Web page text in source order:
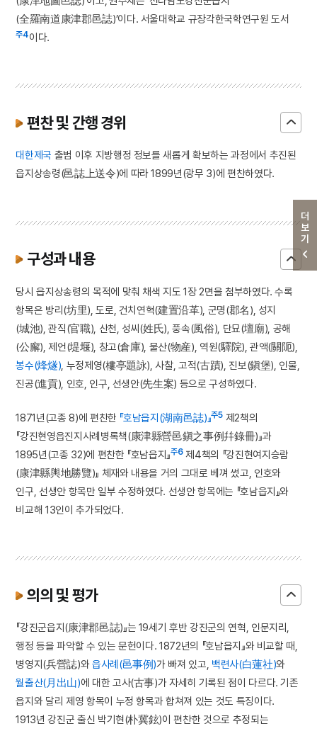
더보기
(全羅南道康津郡邑誌)’이다. 서울대학교 규장각한국학연구원 도서
주4이다.
편찬 및 간행 경위
대한제국 출범 이후 지방행정 정보를 새롭게 확보하는 과정에서 추진된
읍지상송령(邑誌上送令)에 따라 1899년(광무 3)에 편찬하였다.
구성과 내용
당시 읍지상송령의 목적에 맞춰 채색 지도 1장 2면을 첨부하였다. 수록
항목은 방리(坊里), 도로, 건치연혁(建置沿革), 군명(郡名), 성지
(城池), 관직(官職), 산천, 성씨(姓氏), 풍속(風俗), 단묘(壇廟), 공해
(公廨), 제언(堤堰), 창고(倉庫), 물산(物産), 역원(驛院), 관액(關阨),
봉수(烽燧) , 누정제영(樓亭題詠), 사찰, 고적(古蹟), 진보(鎭堡), 인물,
진공(進貢), 인호, 인구, 선생안(先生案) 등으로 구성하였다.
1871년(고종 8)에 편찬한 『호남읍지(湖南邑誌)』주5 제2책의
『강진현영읍진지사례병록책(康津縣營邑鎭之事例幷錄冊)』과
1895년(고종 32)에 편찬한 『호남읍지』주6제4책의 『강진현여지승람
(康津縣輿地勝覽)』 체재와 내용을 거의 그대로 베껴 썼고, 인호와
인구, 선생안 항목만 일부 수정하였다. 선생안 항목에는 『호남읍지』와
비교해 13인이 추가되었다.
의의 및 평가
『강진군읍지(康津郡邑誌)』는 19세기 후반 강진군의 연혁, 인문지리,
행정 등을 파악할 수 있는 문헌이다. 1872년의 『호남읍지』와 비교할 때,
병영지(兵營誌)와읍사례(邑事例)가 빠져 있고, 백련사(白蓮社)와
월출산(月出山)에 대한 고사(古事)가 자세히 기록된 점이 다르다. 기존
읍지와 달리 제영 항목이 누정 항목과 합쳐져 있는 것도 특징이다.
1913년 강진군 출신 박기현(朴冀鉉)이 편찬한 것으로 추정되는